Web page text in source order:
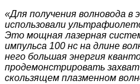
«Для получения волновода
использовали
Это мощная лазерная
импульса 100 нс на длине
него большая энергия
продемонстрировать
скользящем плазменном